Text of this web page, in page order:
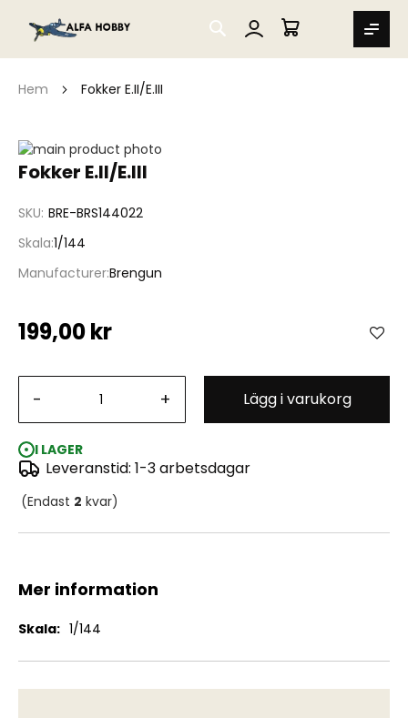
SEARCH
MIN VARUKORG
Hem Fokker E.II/E.III
Fokker E.II/E.III
SKU BRE-BRS144022
Skala 1/144
ManufacturerBrengun
199,00 kr
- + Lägg i varukorg
I LAGER
Leveranstid: 1-3 arbetsdagar
(Endast 2 kvar)
Hoppa
till
bildgalleriet
Hoppa
av
bildgalleriet
Mer information
Mer
1/144